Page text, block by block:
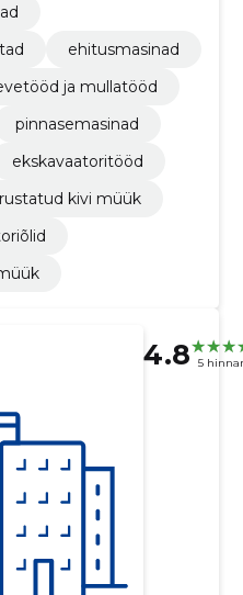
ehitusmasinad
ja mullatööd
pinnasemasinad
ekskavaatoritööd
kivi müük
4.8 5